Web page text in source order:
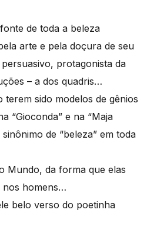
de toda a beleza
arte e pela doçura de seu
protagonista da
– a dos quadris…
sido modelos de gênios
“Gioconda” e na “Maja
de “beleza” em toda
Mundo, da forma que elas
nos homens…
belo verso do poetinha